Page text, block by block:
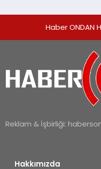
Haber ONDAN
Reklam & İşbirliği:
Hakkımızda